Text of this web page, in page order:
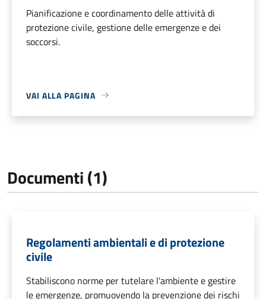
Pianificazione e coordinamento delle attività di
protezione civile, gestione delle emergenze e dei
soccorsi.
VAI ALLA PAGINA
Documenti (1)
Regolamenti ambientali e di protezione
civile
Stabiliscono norme per tutelare l'ambiente e gestire
le emergenze, promuovendo la prevenzione dei rischi